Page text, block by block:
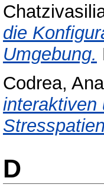
die
Umgebung.
Codrea,
interaktiven
D